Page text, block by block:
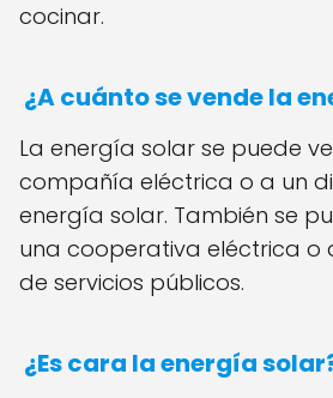
cocinar.
¿A cuánto se vende la
La energía solar se puede
compañía eléctrica o a un
energía solar. También se
una cooperativa eléctrica o
de servicios públicos.
¿Es cara la energía